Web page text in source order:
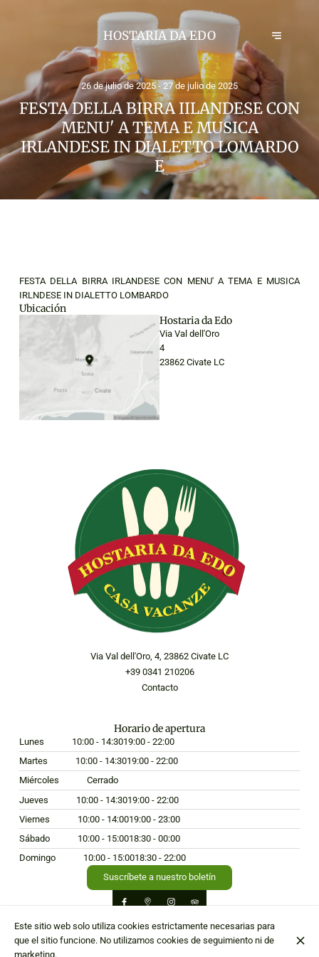
HOSTARIA DA EDO
26 de julio de 2025 - 27 de julio de 2025
FESTA DELLA BIRRA IILANDESE CON
MENU' A TEMA E MUSICA
IRLANDESE IN DIALETTO LOMARDO
E
FESTA DELLA BIRRA IRLANDESE CON MENU' A TEMA E MUSICA
IRLNDESE IN DIALETTO LOMBARDO
Ubicación
Hostaria da Edo
Via Val dell'Oro
4
23862 Civate LC
Via Val dell'Oro, 4, 23862 Civate LC
+39 0341 210206
Contacto
Horario de apertura
Lunes 10:00 - 14:3019:00 - 22:00
Martes
10:00 - 14:3019:00 - 22:00
Miércoles
Cerrado
Jueves
10:00 - 14:3019:00 - 22:00
Viernes
10:00 - 14:0019:00 - 23:00
Sábado
10:00 - 15:0018:30 - 00:00
Domingo
10:00 - 15:0018:30 - 22:00
Suscríbete a nuestro boletín
© Hostaria da Edo 2026
Este sitio web solo utiliza cookies estrictamente necesarias para
que el sitio funcione. No utilizamos cookies de seguimiento ni de
marketing.